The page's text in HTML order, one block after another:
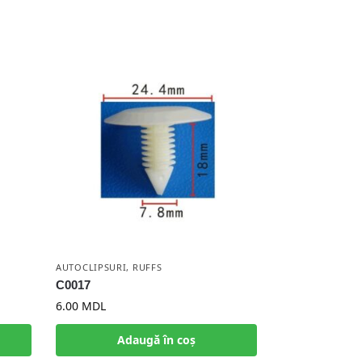
AUTOCLIPSURI, RUFFS
C0017
6.00 MDL
Adaugă în coș